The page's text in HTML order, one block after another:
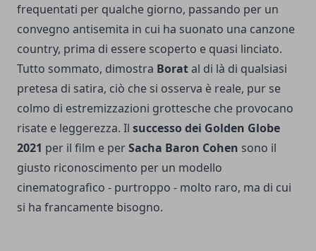
frequentati per qualche giorno, passando per un
convegno antisemita in cui ha suonato una canzone
country, prima di essere scoperto e quasi linciato.
Tutto sommato, dimostra Boratal di là di qualsiasi
pretesa di satira, ciò che si osserva è reale, pur se
colmo di estremizzazioni grottesche che provocano
risate e leggerezza. Il successo dei Golden Globe
2021 per il film e perSacha Baron Cohen sono il
giusto riconoscimento per un modello
cinematografico - purtroppo - molto raro, ma di cui
si ha francamente bisogno.